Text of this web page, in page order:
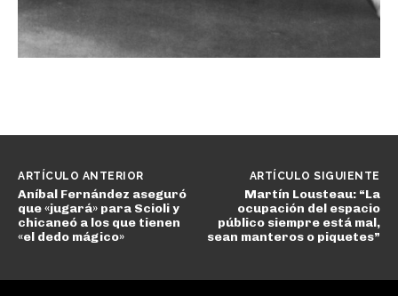
ARTÍCULO ANTERIOR
Aníbal Fernández aseguró
que «jugará» para Scioli y
chicaneó a los que tienen
«el dedo mágico»
ARTÍCULO SIGUIENTE
Martín Lousteau: “La
ocupación del espacio
público siempre está mal,
sean manteros o piquetes”